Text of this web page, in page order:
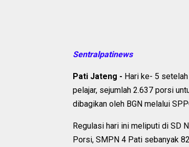
Sentralpatinews
Pati Jateng - Hari ke- 5
pelajar, sejumlah 2.637 porsi
dibagikan oleh BGN melalui
Regulasi hari ini meliputi di SD
Porsi, SMPN 4 Pati sebanyak